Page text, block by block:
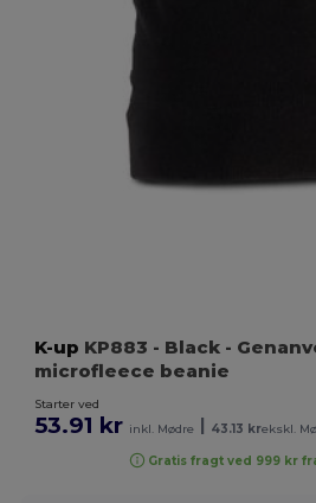
K-up KP883 - Black -
microfleece beanie
Starter ved
53.91 kr inkl. Mødre 43.13 krekskl.
Gratis fragt ved 999 kr